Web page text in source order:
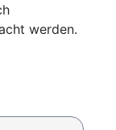
werden.